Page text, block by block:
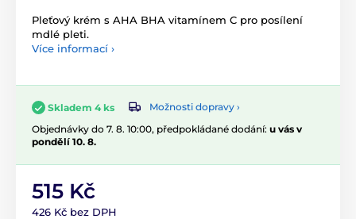
Pleťový krém s AHA BHA vitamínem C pro posílení
mdlé pleti.
Více informací ›
Skladem 4 ks
Možnosti dopravy ›
Objednávky do 7. 8. 10:00, předpokládané dodání: u vás v
pondělí 10. 8.
515 Kč
426 Kč bez DPH